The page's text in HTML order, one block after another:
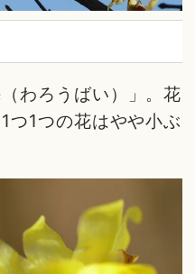
わろうばい）」。花
つ1つの花はやや小ぶ